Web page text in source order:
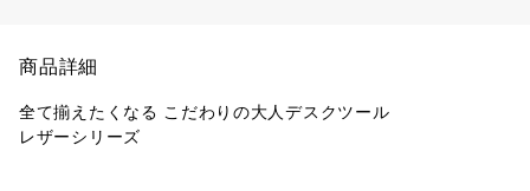
商品詳細
全て揃えたくなる こだわりの大人デスクツール
レザーシリーズ